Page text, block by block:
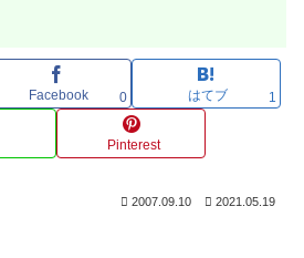
Facebook 0 はてブ 1
Pinterest
2007.09.10 2021.05.19